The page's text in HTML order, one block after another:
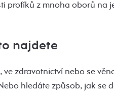
profíků z mnoha oborů na
najdete
zdravotnictví nebo se
hledáte způsob, jak se